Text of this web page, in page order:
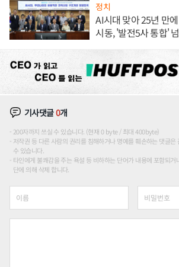
정치
AI시대 맞아 25년 만
시동, '발전5사 통합'
기사댓글0개
200자까지 쓰실 수 있습니다. (현재 0 byte / 최대 400byte)
저작권 등 다른 사람의 권리를 침해하거나 명예를 훼손하는 댓글은
수 있습니다.
타인에게 불쾌감을 주는 욕설 등 비하하는 단어가 내용에 포함되
단에 의해 삭제 합니다.